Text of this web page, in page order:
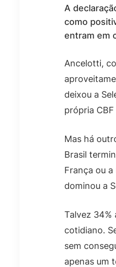
A
como
entram em
Ancelotti,
deixou a
própria
Mas há
Brasil
França ou
dominou a
Talvez 34%
cotidiano.
sem
apenas um